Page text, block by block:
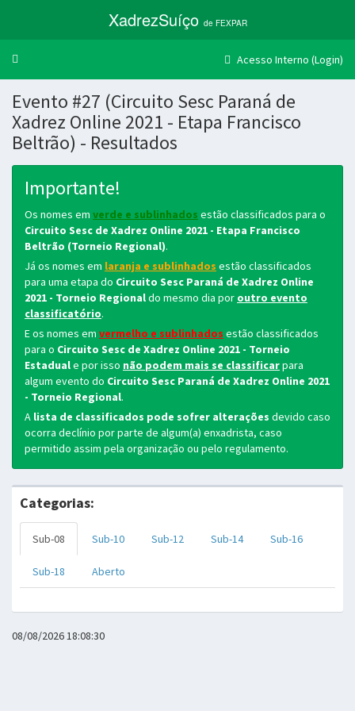
XadrezSuíço de FEXPAR
Acesso Interno (Login)
Evento #27 (Circuito Sesc Paraná de
Xadrez Online 2021 - Etapa Francisco
Beltrão) - Resultados
Importante!
Os nomes em verde e sublinhados estão classificados para o
Circuito Sesc de Xadrez Online 2021 - Etapa Francisco
Beltrão (Torneio Regional).
Já os nomes em laranja e sublinhados estão classificados
para uma etapa do Circuito Sesc Paraná de Xadrez Online
2021 - Torneio Regionaldo mesmo dia por outro evento
classificatório.
E os nomes em vermelho e sublinhados estão classificados
para o Circuito Sesc de Xadrez Online 2021 - Torneio
Estaduale por isso não podem mais se classificarpara
algum evento do Circuito Sesc Paraná de Xadrez Online 2021
- Torneio Regional.
A lista de classificados pode sofrer alterações devido caso
ocorra declínio por parte de algum(a) enxadrista, caso
permitido assim pela organização ou pelo regulamento.
Categorias:
Sub-08 Sub-10 Sub-12 Sub-14 Sub-16
Sub-18 Aberto
08/08/2026 18:08:30